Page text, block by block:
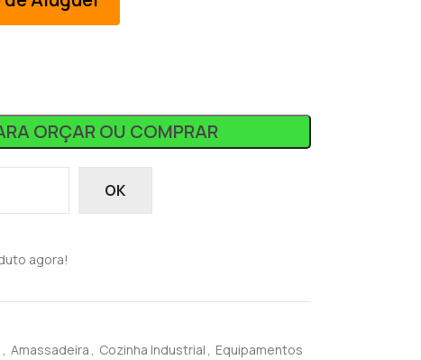
ORÇAR OU COMPRAR
OK
agora!
, Amassadeira , Cozinha Industrial , Equipamentos